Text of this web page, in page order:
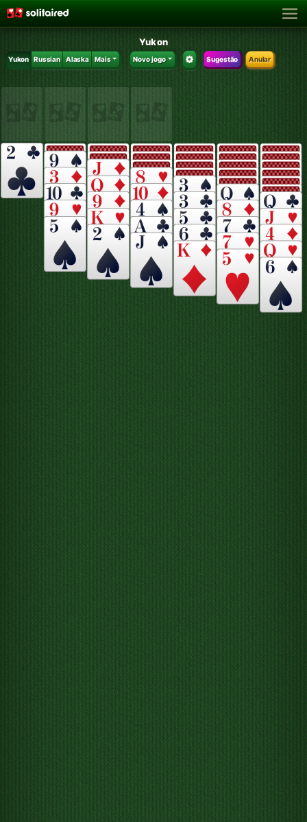
Yukon
Yukon Russian Alaska Mais Novo jogo Sugestão Anular